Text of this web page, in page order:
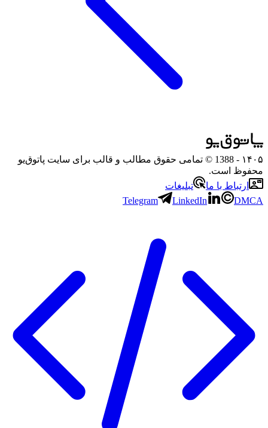
۱۴۰۵
- 1388 © تمامی حقوق مطالب و قالب برای سایت پاتوق‌یو
محفوظ است.
ارتباط با ما
تبلیغات
Telegram
LinkedIn DMCA